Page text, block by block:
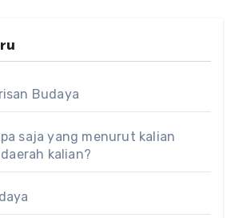
Budaya
saja yang menurut kalian
kalian?